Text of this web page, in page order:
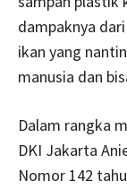
dampaknya
ikan yang
manusia dan
Dalam rangka
DKI Jakarta
Nomor 142